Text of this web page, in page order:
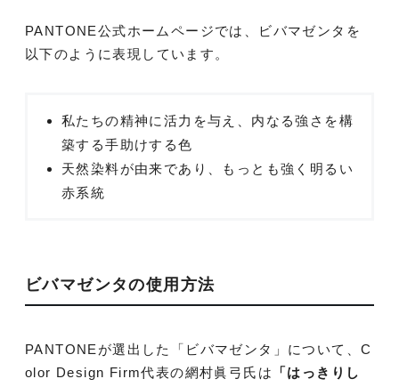
PANTONE公式ホームページでは、ビバマゼンタを
以下のように表現しています。
私たちの精神に活力を与え、内なる強さを構
築する手助けする色
天然染料が由来であり、もっとも強く明るい
赤系統
ビバマゼンタの使用方法
PANTONEが選出した「ビバマゼンタ」について、C
olor Design Firm代表の網村眞弓氏は
「はっきりし